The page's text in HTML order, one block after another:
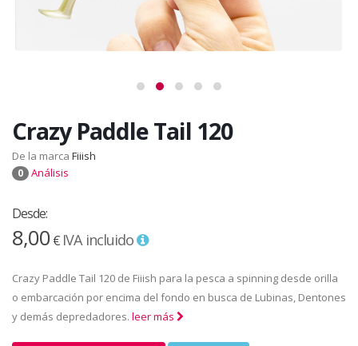
Crazy Paddle Tail 120
De la marca Fiiish
0 Análisis
Desde:
8,00€ IVA incluido
Crazy Paddle Tail 120 de Fiiish para la pesca a spinning desde orilla
o embarcación por encima del fondo en busca de Lubinas, Dentones
y demás depredadores. leer más